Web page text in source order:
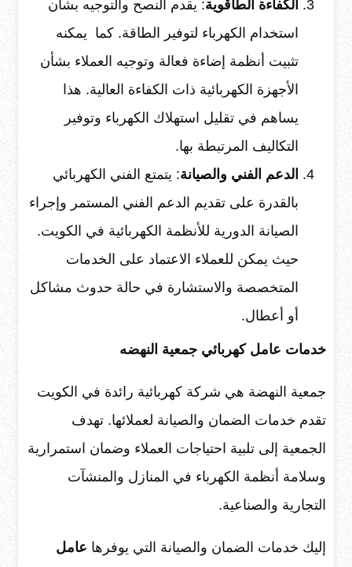
الكفاءة الطاقوية: يقدم النصح والتوجيه بشأن
استخدام الكهرباء لتوفير الطاقة. كما يمكنه
تثبيت أنظمة إضاءة فعالة وتوجيه العملاء بشأن
الأجهزة الكهربائية ذات الكفاءة العالية. هذا
يساهم في تقليل استهلاك الكهرباء وتوفير
التكاليف المرتبطة بها.
الدعم الفني والصيانة: يتمتع الفني الكهربائي
بالقدرة على تقديم الدعم الفني المستمر وإجراء
الصيانة الدورية للأنظمة الكهربائية في الكويت.
حيث يمكن للعملاء الاعتماد على الخدمات
المتخصصة والاستشارة في حالة حدوث مشاكل
أو أعطال.
خدمات عامل كهربائي جمعية النهضه
جمعية النهضة هي شركة كهربائية رائدة في الكويت
تقدم خدمات الضمان والصيانة لعملائها. تهدف
الجمعية إلى تلبية احتياجات العملاء وضمان استمرارية
وسلامة أنظمة الكهرباء في المنازل والمنشآت
التجارية والصناعية.
إليك خدمات الضمان والصيانة التي يوفرها عامل